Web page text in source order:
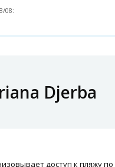
08:
Djerba
доступ к пляжу